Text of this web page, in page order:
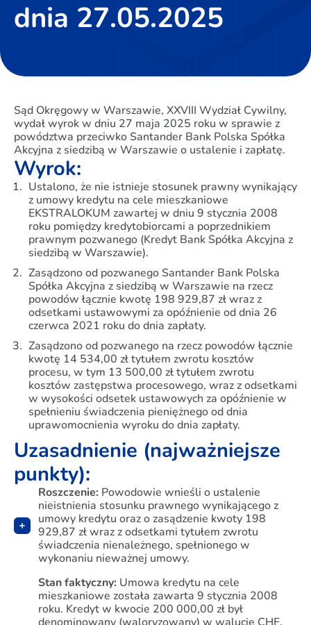
dnia 27.05.2025
Sąd Okręgowy w Warszawie, XXVIII Wydział Cywilny,
wydał wyrok w dniu 27 maja 2025 roku w sprawie z
powództwa przeciwko Santander Bank Polska Spółka
Akcyjna z siedzibą w Warszawie o ustalenie i zapłatę.
Wyrok:
Ustalono, że nie istnieje stosunek prawny wynikający
z umowy kredytu na cele mieszkaniowe
EKSTRALOKUM zawartej w dniu 9 stycznia 2008
roku pomiędzy kredytobiorcami a poprzednikiem
prawnym pozwanego (Kredyt Bank Spółka Akcyjna z
siedzibą w Warszawie).
Zasądzono od pozwanego Santander Bank Polska
Spółka Akcyjna z siedzibą w Warszawie na rzecz
powodów łącznie kwotę 198 929,87 zł wraz z
odsetkami ustawowymi za opóźnienie od dnia 26
czerwca 2021 roku do dnia zapłaty.
Zasądzono od pozwanego na rzecz powodów łącznie
kwotę 14 534,00 zł tytułem zwrotu kosztów
procesu, w tym 13 500,00 zł tytułem zwrotu
kosztów zastępstwa procesowego, wraz z odsetkami
w wysokości odsetek ustawowych za opóźnienie w
spełnieniu świadczenia pieniężnego od dnia
uprawomocnienia wyroku do dnia zapłaty.
Uzasadnienie (najważniejsze
punkty):
Roszczenie: Powodowie wnieśli o ustalenie
nieistnienia stosunku prawnego wynikającego z
umowy kredytu oraz o zasądzenie kwoty 198
929,87 zł wraz z odsetkami tytułem zwrotu
świadczenia nienależnego, spełnionego w
wykonaniu nieważnej umowy.
Stan faktyczny: Umowa kredytu na cele
mieszkaniowe została zawarta 9 stycznia 2008
roku. Kredyt w kwocie 200 000,00 zł był